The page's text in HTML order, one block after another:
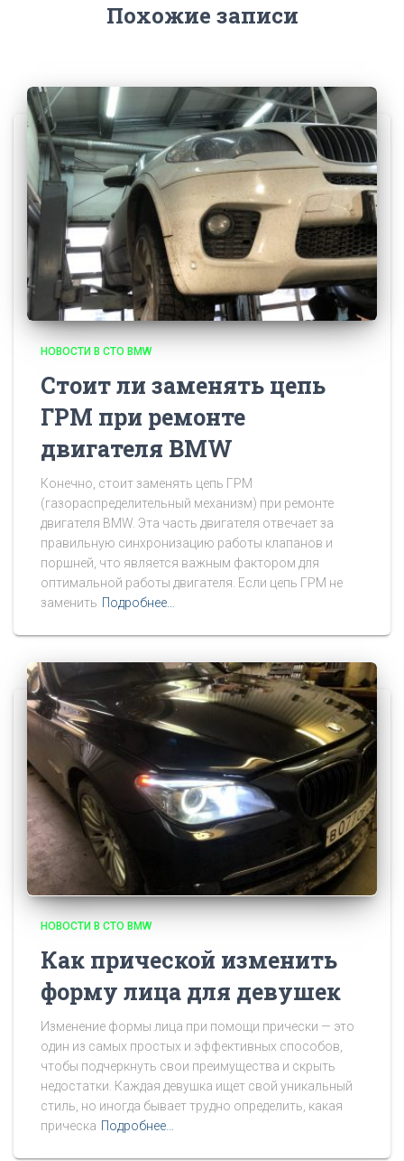
Похожие записи
НОВОСТИ В СТО BMW
Стоит ли заменять цепь
ГРМ при ремонте
двигателя BMW
Конечно, стоит заменять цепь ГРМ
(газораспределительный механизм) при ремонте
двигателя BMW. Эта часть двигателя отвечает за
правильную синхронизацию работы клапанов и
поршней, что является важным фактором для
оптимальной работы двигателя. Если цепь ГРМ не
заменить Подробнее…
НОВОСТИ В СТО BMW
Как прической изменить
форму лица для девушек
Изменение формы лица при помощи прически — это
один из самых простых и эффективных способов,
чтобы подчеркнуть свои преимущества и скрыть
недостатки. Каждая девушка ищет свой уникальный
стиль, но иногда бывает трудно определить, какая
прическа Подробнее…